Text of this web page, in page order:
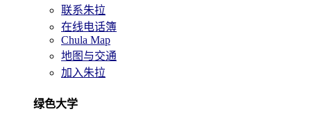
联系朱拉
在线电话簿
Chula Map
地图与交通
加入朱拉
绿色大学